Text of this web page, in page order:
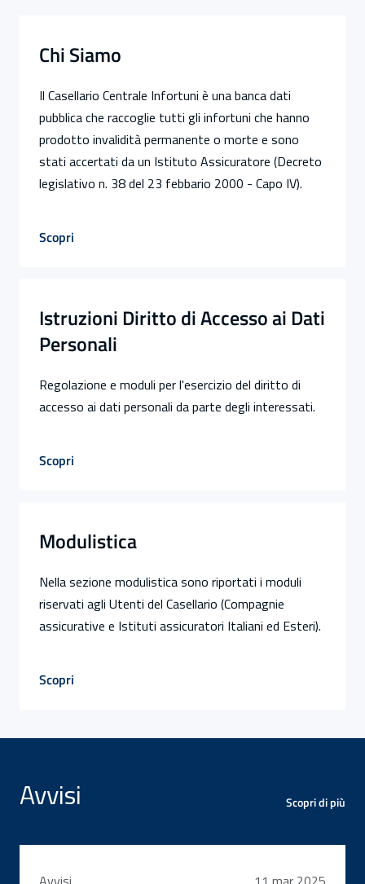
Chi Siamo
Il Casellario Centrale Infortuni è una banca dati
pubblica che raccoglie tutti gli infortuni che hanno
prodotto invalidità permanente o morte e sono
stati accertati da un Istituto Assicuratore (Decreto
legislativo n. 38 del 23 febbario 2000 - Capo IV).
Scopri
Istruzioni Diritto di Accesso ai Dati
Personali
Regolazione e moduli per l'esercizio del diritto di
accesso ai dati personali da parte degli interessati.
Scopri
Modulistica
Nella sezione modulistica sono riportati i moduli
riservati agli Utenti del Casellario (Compagnie
assicurative e Istituti assicuratori Italiani ed Esteri).
Scopri
Avvisi Scopri di più
11 mar 2025